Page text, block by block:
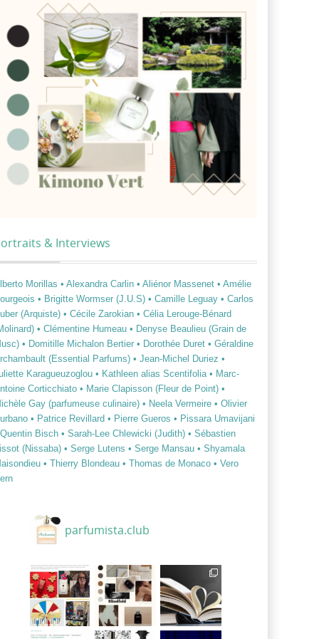
& Interviews
Morillas • Alexandra Carlin • Aliénor Massenet • Amélie
• Brigitte Wormser (J.U.S) • Camille Leguay • Carlos
(Arquiste) • Cécile Zarokian • Célia Lerouge-Bénard
• Clémentine Humeau • Denyse Beaulieu (Grain de
• Domitille Michalon Bertier • Dorothée Duret • Géraldine
(Essential Parfums) • Jean-Michel Duriez •
Karagueuzoglou • Kathleen alias Scentifolia • Marc-
Corticchiato • Marie Clapisson (Fleur de Point) •
Gay (parfumeuse culinaire) • Neela Vermeire • Olivier
• Patrice Revillard • Pierre Gueros • Pissara Umavijani
Bisch • Sarah-Lee Chlewicki (Judith) • Sébastien
(Nissaba) • Serge Lutens • Serge Mansau • Shyamala
• Thierry Blondeau • Thomas de Monaco • Vero
parfumista.club